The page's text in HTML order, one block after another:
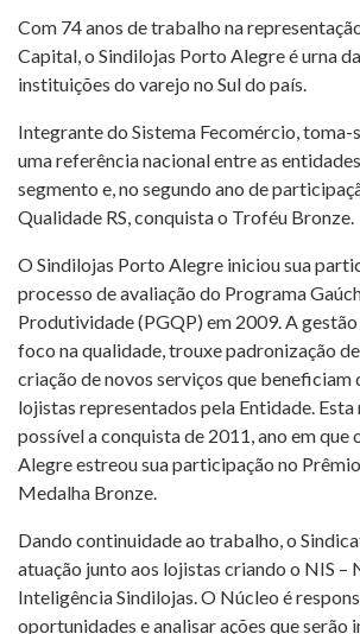
Com 74 anos de trabalho na
Capital, o Sindilojas Porto Alegre é urna
instituições do varejo no Sul do país.
Integrante do Sistema Fecomércio, toma-
uma referência nacional entre as
segmento e, no segundo ano de
Qualidade RS, conquista o Troféu Bronze.
O Sindilojas Porto Alegre iniciou sua
processo de avaliação do Programa
Produtividade (PGQP) em 2009. A
foco na qualidade, trouxe padronização
criação de novos serviços que beneficiam
lojistas representados pela Entidade.
possível a conquista de 2011, ano em que
Alegre estreou sua participação no
Medalha Bronze.
Dando continuidade ao trabalho, o
atuação junto aos lojistas criando o NIS –
Inteligência Sindilojas. O Núcleo é
oportunidades e analisar ações que serão